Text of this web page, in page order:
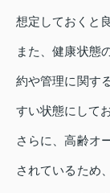
想定しておくと
また、健康状態
約や管理に関す
すい状態にして
さらに、高齢オ
されているため